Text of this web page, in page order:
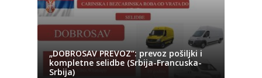
„DOBROSAV PREVOZ“: prevoz pošiljki i
kompletne selidbe (Srbija-Francuska-
Srbija)